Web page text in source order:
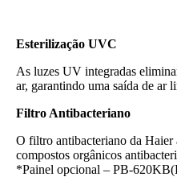
Esterilização UVC
As luzes UV integradas
ar, garantindo uma saída de ar
Filtro Antibacteriano
O filtro antibacteriano da Haier
compostos orgânicos
*Painel opcional – PB-